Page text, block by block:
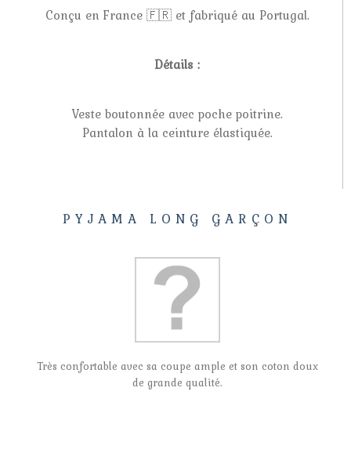
Conçu en France 🇫🇷 et fabriqué au Portugal.
Détails :
Veste boutonnée avec poche poitrine.
Pantalon à la ceinture élastiquée.
PYJAMA LONG GARÇON
Très confortable avec sa coupe ample et son coton doux
de grande qualité.